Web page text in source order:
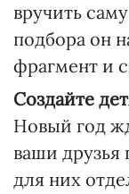
вручить
подбора он
фрагмент и
Создайте
Новый год
ваши друзья
для них